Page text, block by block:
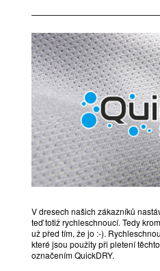
V dresech našich zákazníků
teď totiž rychleschnoucí. Tedy
už před tím, že jo :-).
které jsou použity při pletení
označením QuickDRY.